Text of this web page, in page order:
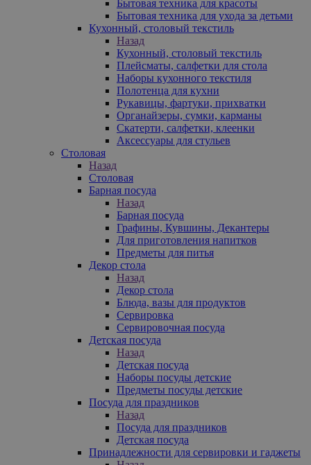
Бытовая техника для красоты
Бытовая техника для ухода за детьми
Кухонный, столовый текстиль
Назад
Кухонный, столовый текстиль
Плейсматы, салфетки для стола
Наборы кухонного текстиля
Полотенца для кухни
Рукавицы, фартуки, прихватки
Органайзеры, сумки, карманы
Скатерти, салфетки, клеенки
Аксессуары для стульев
Столовая
Назад
Столовая
Барная посуда
Назад
Барная посуда
Графины, Кувшины, Декантеры
Для приготовления напитков
Предметы для питья
Декор стола
Назад
Декор стола
Блюда, вазы для продуктов
Сервировка
Сервировочная посуда
Детская посуда
Назад
Детская посуда
Наборы посуды детские
Предметы посуды детские
Посуда для праздников
Назад
Посуда для праздников
Детская посуда
Принадлежности для сервировки и гаджеты